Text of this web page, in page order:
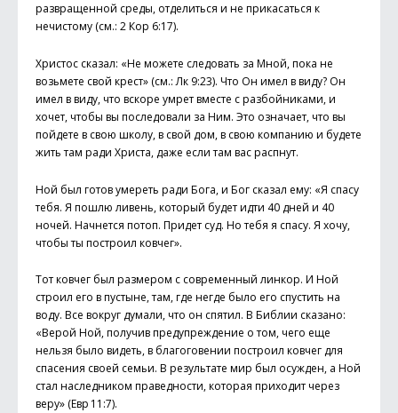
развращенной среды, отделиться и не прикасаться к
нечистому (см.: 2 Кор 6:17).
Христос сказал: «Не можете следовать за Мной, пока не
возьмете свой крест» (см.: Лк 9:23). Что Он имел в виду? Он
имел в виду, что вскоре умрет вместе с разбойниками, и
хочет, чтобы вы последовали за Ним. Это означает, что вы
пойдете в свою школу, в свой дом, в свою компанию и будете
жить там ради Христа, даже если там вас распнут.
Ной был готов умереть ради Бога, и Бог сказал ему: «Я спасу
тебя. Я пошлю ливень, который будет идти 40 дней и 40
ночей. Начнется потоп. Придет суд. Но тебя я спасу. Я хочу,
чтобы ты построил ковчег».
Тот ковчег был размером с современный линкор. И Ной
строил его в пустыне, там, где негде было его спустить на
воду. Все вокруг думали, что он спятил. В Библии сказано:
«Верой Ной, получив предупреждение о том, чего еще
нельзя было видеть, в благоговении построил ковчег для
спасения своей семьи. В результате мир был осужден, а Ной
стал наследником праведности, которая приходит через
веру» (Евр 11:7).